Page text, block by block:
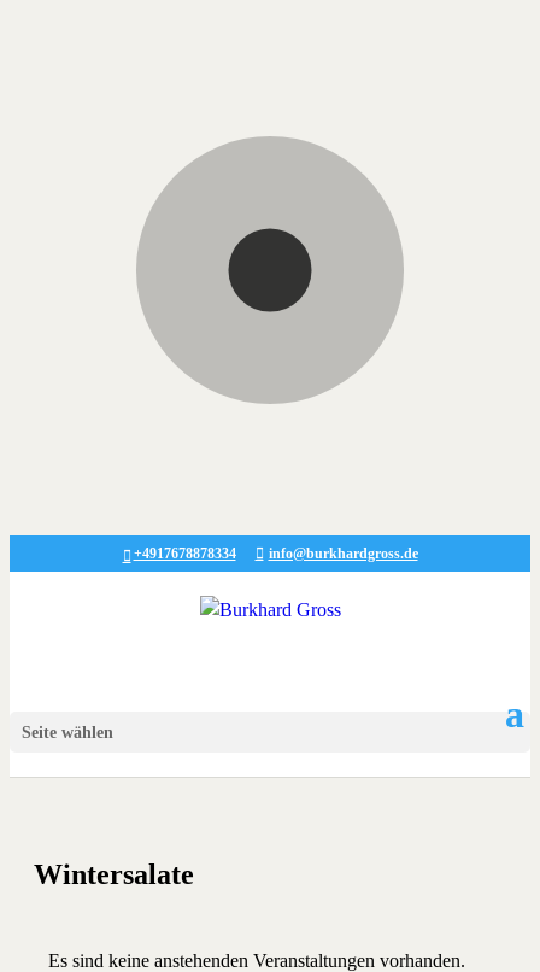
+4917678878334 info@burkhardgross.de
Seite wählen
Wintersalate
Es sind keine anstehenden Veranstaltungen vorhanden.